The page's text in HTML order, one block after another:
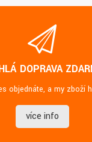
DOPRAVA
objednáte, a my zboží
více info